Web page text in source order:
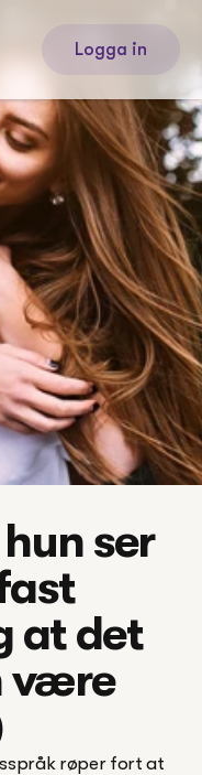
Logga in
ser
at det
være
røper fort at